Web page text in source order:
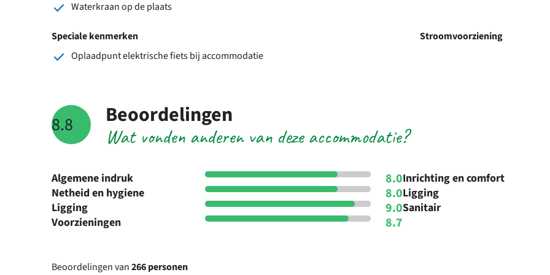
Waterkraan op de plaats
Speciale kenmerken
Oplaadpunt elektrische fiets bij accommodatie
Stroomvoorziening
8.8 Wat vonden anderen van deze accommodatie?
Beoordelingen
Algemene indruk 8.0Inrichting en comfort
Netheid en hygiene 8.0Ligging
Ligging 9.0Sanitair
Voorzieningen 8.7
Beoordelingen van266 personen